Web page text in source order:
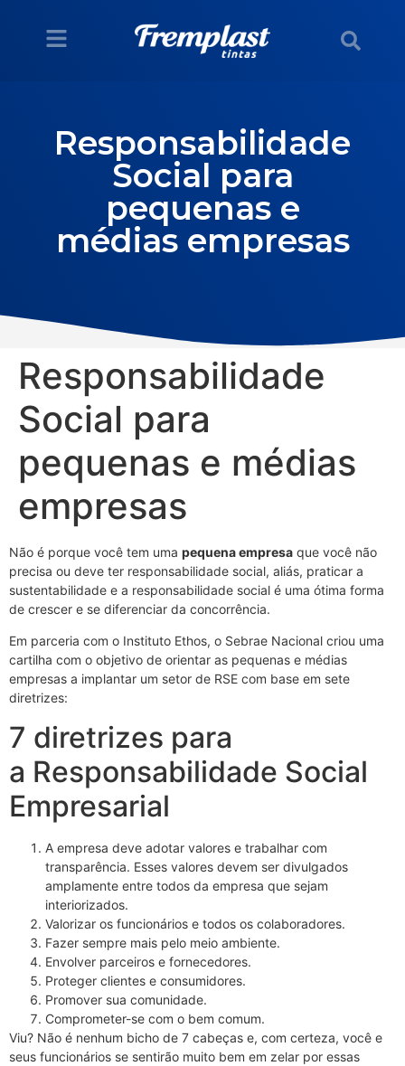
Responsabilidade
Social para
pequenas e
médias empresas
Responsabilidade
Social para
pequenas e médias
empresas
Não é porque você tem uma pequena empresa que você não
precisa ou deve ter responsabilidade social, aliás, praticar a
sustentabilidade e a responsabilidade social é uma ótima forma
de crescer e se diferenciar da concorrência.
Em parceria com o Instituto Ethos, o Sebrae Nacional criou uma
cartilha com o objetivo de orientar as pequenas e médias
empresas a implantar um setor de RSE com base em sete
diretrizes:
7 diretrizes para
a Responsabilidade Social
Empresarial
A empresa deve adotar valores e trabalhar com
transparência. Esses valores devem ser divulgados
amplamente entre todos da empresa que sejam
interiorizados.
Valorizar os funcionários e todos os colaboradores.
Fazer sempre mais pelo meio ambiente.
Envolver parceiros e fornecedores.
Proteger clientes e consumidores.
Promover sua comunidade.
Comprometer-se com o bem comum.
Viu? Não é nenhum bicho de 7 cabeças e, com certeza, você e
seus funcionários se sentirão muito bem em zelar por essas